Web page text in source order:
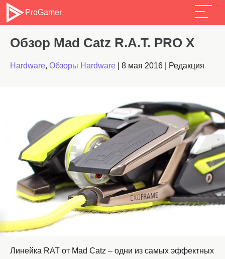
ProGamer
Обзор Mad Catz R.A.T. PRO X
Hardware, Обзоры Hardware 8 мая 2016 Редакция
Линейка RAT от Mad Catz – одни из самых эффектных